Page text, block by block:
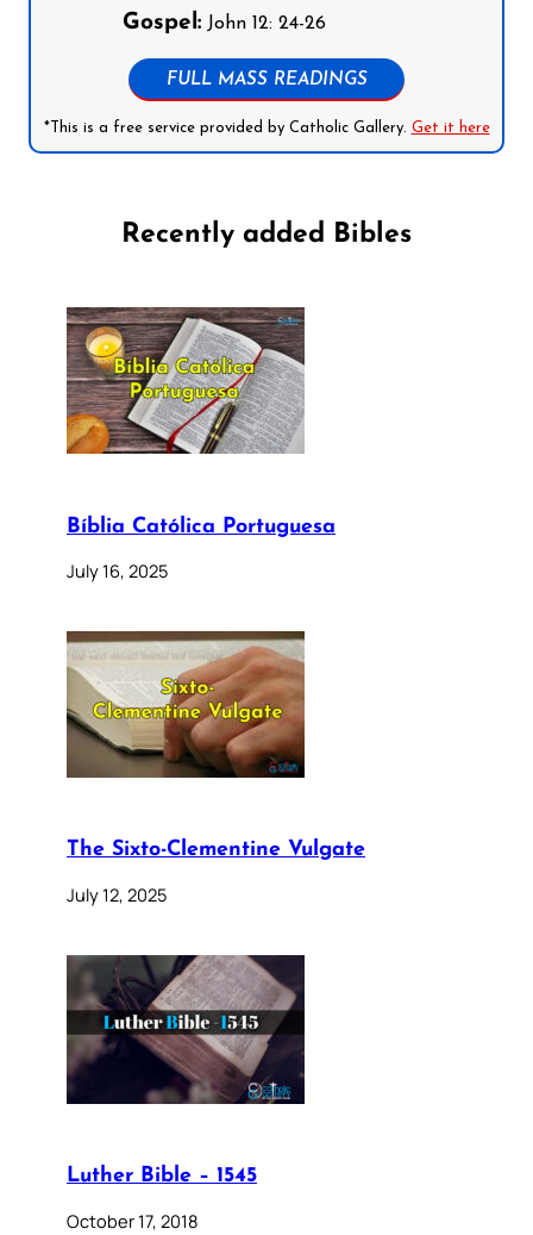
Gospel: John 12: 24-26
FULL MASS READINGS
*This is a free service provided by Catholic Gallery. Get it here
Recently added Bibles
Bíblia Católica Portuguesa
July 16, 2025
The Sixto-Clementine Vulgate
July 12, 2025
Luther Bible – 1545
October 17, 2018